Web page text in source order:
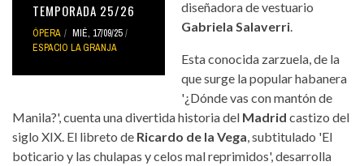
TEMPORADA 25/26
ÓPERA
MIÉ, 17/09/25
ESPACIO LA GRANJA
diseñadora de vestuario
Gabriela Salaverri.
Esta conocida zarzuela, de la
que surge la popular habanera
'¿Dónde vas con mantón de
Manila?', cuenta una divertida historia del Madrid castizo del
siglo XIX. El libreto de Ricardo de la Vega, subtitulado 'El
boticario y las chulapas y celos mal reprimidos', desarrolla